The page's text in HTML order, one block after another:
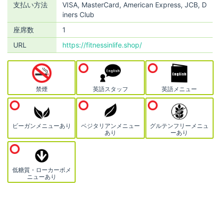
支払い方法
VISA, MasterCard, American Express, JCB, D
iners Club
座席数
1
URL
https://fitnessinlife.shop/
禁煙 英語スタッフ 英語メニュー
ビーガンメニューあり
ベジタリアンメニュー
あり
グルテンフリーメニュ
ーあり
低糖質・ローカーボメ
ニューあり